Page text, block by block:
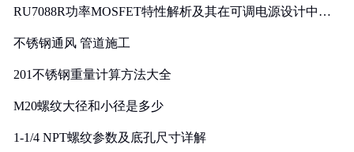
RU7088R功率MOSFET特性解析及其在可调电源设计中的
不锈钢通风 管道施工
201不锈钢重量计算方法大全
M20螺纹大径和小径是多少
1-1/4 NPT螺纹参数及底孔尺寸详解